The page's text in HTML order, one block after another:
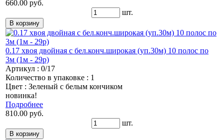
660.00 руб.
шт.
0.17 хвоя двойная с бел.конч.широкая (уп.30м) 10 полос по
3м (1м - 29р)
Артикул : 0/17
Количество в упаковке : 1
Цвет : Зеленый с белым кончиком
новинка!
Подробнее
810.00 руб.
шт.